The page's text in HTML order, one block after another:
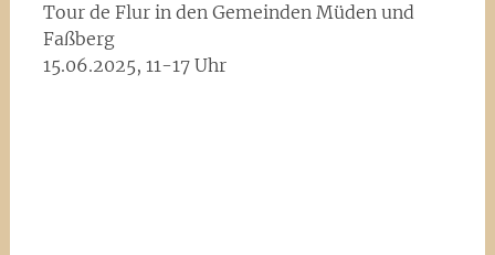
Tour de Flur in den Gemeinden Müden und
Faßberg
15.06.2025, 11-17 Uhr